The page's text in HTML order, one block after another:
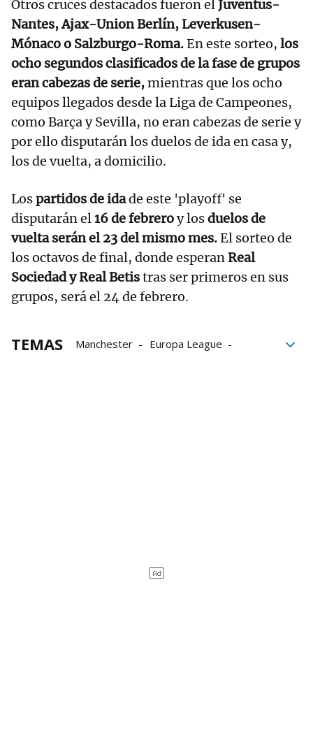
Otros cruces destacados fueron elJuventus-
Nantes, Ajax-Union Berlín, Leverkusen-
Mónaco o Salzburgo-Roma.En este sorteo, los
ocho segundos clasificados de la fase de grupos
eran cabezas de serie,mientras que los ocho
equipos llegados desde la Liga de Campeones,
como Barça y Sevilla, no eran cabezas de serie y
por ello disputarán los duelos de ida en casa y,
los de vuelta, a domicilio.
Lospartidos de idade este 'playoff' se
disputarán el16 de febreroy losduelos de
vuelta serán el 23 del mismo mes.El sorteo de
los octavos de final, donde esperanReal
Sociedad y Real Betistras ser primeros en sus
grupos, será el 24 de febrero.
TEMAS Manchester
Europa League